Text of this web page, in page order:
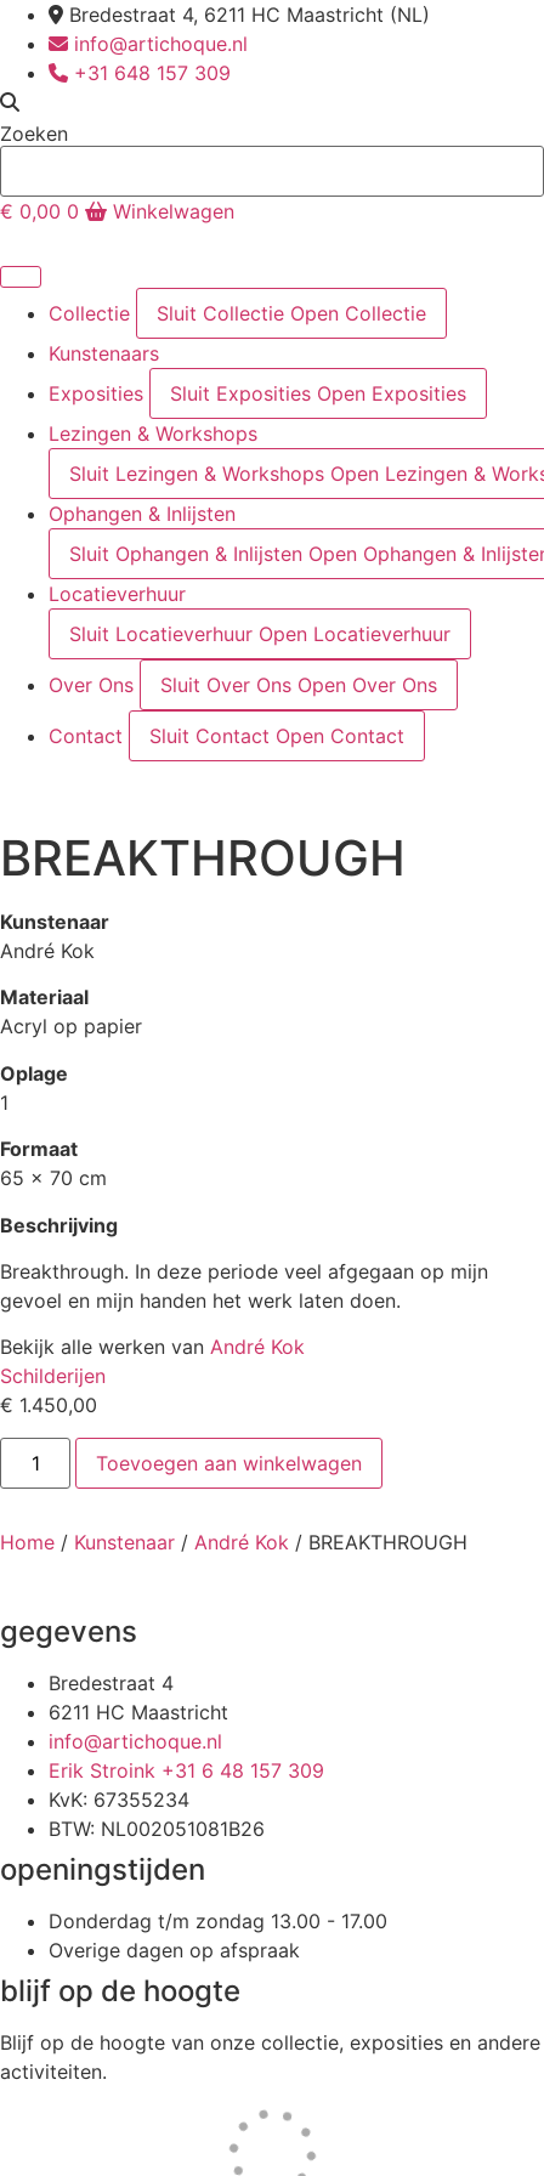
naar
inhoud
Bredestraat 4, 6211 HC Maastricht (NL)
info@artichoque.nl
+31 648 157 309
Zoeken
€ 0,00 0 Winkelwagen
Collectie Sluit Collectie Open Collectie
Kunstenaars
Exposities
Sluit Exposities Open Exposities
Lezingen & Workshops
Sluit Lezingen & Workshops Open Lezingen &
Ophangen & Inlijsten
Sluit Ophangen & Inlijsten Open Ophangen &
Locatieverhuur
Sluit Locatieverhuur Open Locatieverhuur
Over Ons Sluit Over Ons Open Over Ons
Contact Sluit Contact Open Contact
BREAKTHROUGH
Kunstenaar
André Kok
Materiaal
Acryl op papier
Oplage
1
Formaat
65 x 70 cm
Beschrijving
Breakthrough. In deze periode veel afgegaan op mijn
gevoel en mijn handen het werk laten doen.
Bekijk alle werken van André Kok
Schilderijen
€ 1.450,00
BREAKTHROUGH
aantal
Toevoegen aan winkelwagen
Home / Kunstenaar / André Kok / BREAKTHROUGH
gegevens
Bredestraat 4
6211 HC Maastricht
info@artichoque.nl
Erik Stroink +31 6 48 157 309
KvK: 67355234
BTW: NL002051081B26
openingstijden
Donderdag t/m zondag 13.00 - 17.00
Overige dagen op afspraak
blijf op de hoogte
Blijf op de hoogte van onze collectie, exposities en andere
activiteiten.